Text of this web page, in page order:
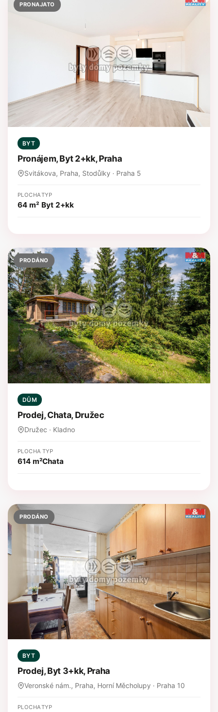
PRONAJATO
BYT
Pronájem, Byt 2+kk, Praha
Svitákova, Praha, Stodůlky · Praha 5
PLOCHA
64 m²
TYP
Byt 2+kk
PRODÁNO
DŮM
Prodej, Chata, Družec
Družec · Kladno
PLOCHA
614 m²
TYP
Chata
PRODÁNO
BYT
Prodej, Byt 3+kk, Praha
Veronské nám., Praha, Horní Měcholupy · Praha 10
PLOCHATYP